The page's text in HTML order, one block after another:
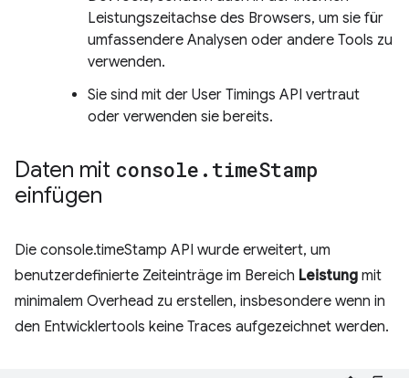
Leistungszeitachse des Browsers, um sie für
umfassendere Analysen oder andere Tools zu
verwenden.
Sie sind mit der User Timings API vertraut
oder verwenden sie bereits.
Daten mit console . timeStamp
einfügen
Die console.timeStamp API wurde erweitert, um
benutzerdefinierte Zeiteinträge im Bereich Leistung mit
minimalem Overhead zu erstellen, insbesondere wenn in
den Entwicklertools keine Traces aufgezeichnet werden.